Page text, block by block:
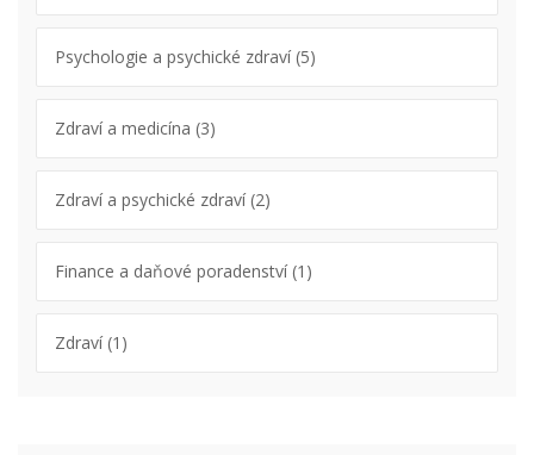
Psychologie a psychické zdraví(5)
Zdraví a medicína (3)
Zdraví a psychické zdraví(2)
Finance a daňové poradenství(1)
Zdraví(1)